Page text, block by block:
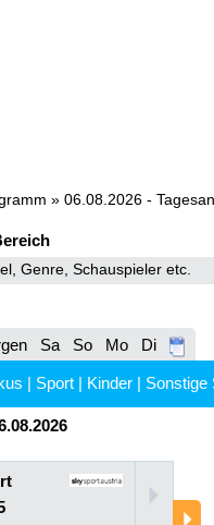
» 06.08.2026 -
Sa So Mo Di
| Sport | Kinder | Sonstige